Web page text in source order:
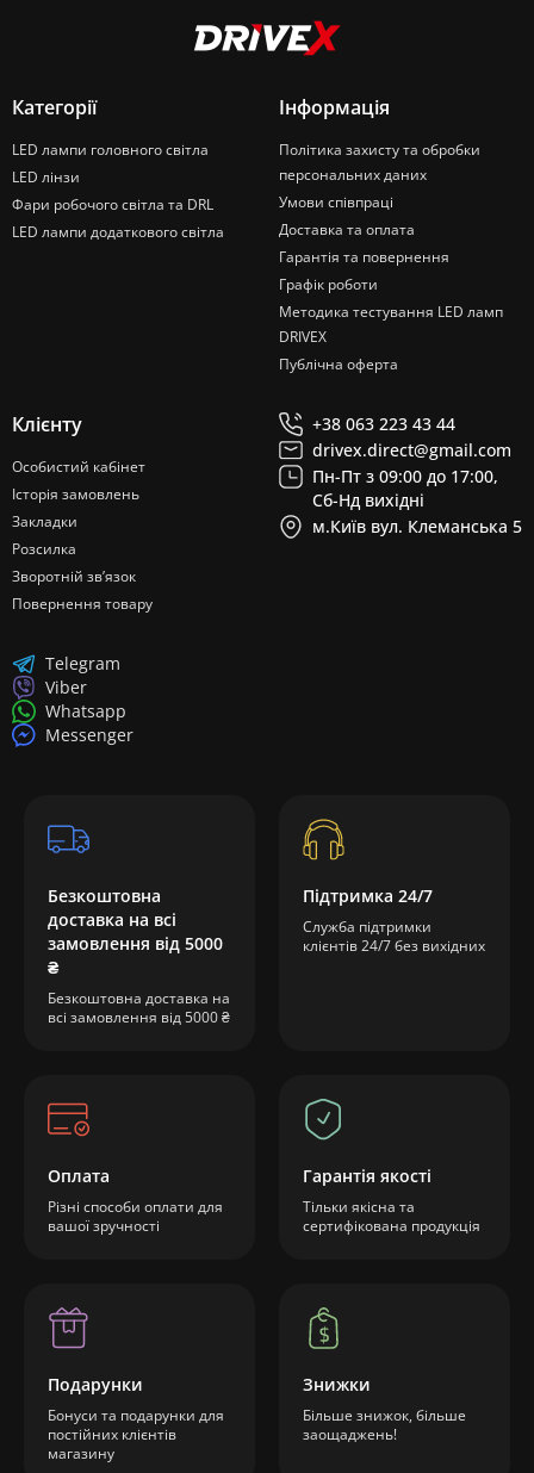
Категорії
LED лампи головного світла
LED лінзи
Фари робочого світла та DRL
LED лампи додаткового світла
Інформація
Політика захисту та обробки
персональних даних
Умови співпраці
Доставка та оплата
Гарантія та повернення
Графік роботи
Методика тестування LED ламп
DRIVEX
Публічна оферта
Клієнту
Особистий кабінет
Історія замовлень
Закладки
Розсилка
Зворотній зв’язок
Повернення товару
+38 063 223 43 44
drivex.direct@gmail.com
Пн-Пт з 09:00 до 17:00,
Сб-Нд вихідні
м.Київ вул. Клеманська 5
Telegram
Viber
Whatsapp
Messenger
Безкоштовна
доставка на всі
замовлення від 5000
₴
Безкоштовна доставка на
всі замовлення від 5000 ₴
Підтримка 24/7
Служба підтримки
клієнтів 24/7 без вихідних
Оплата
Різні способи оплати для
вашої зручності
Гарантія якості
Тільки якісна та
сертифікована продукція
Подарунки
Бонуси та подарунки для
постійних клієнтів
магазину
Знижки
Більше знижок, більше
заощаджень!